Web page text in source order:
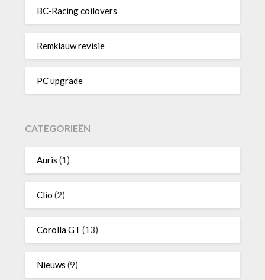
BC-Racing coilovers
Remklauw revisie
PC upgrade
CATEGORIEËN
Auris (1)
Clio (2)
Corolla GT (13)
Nieuws (9)